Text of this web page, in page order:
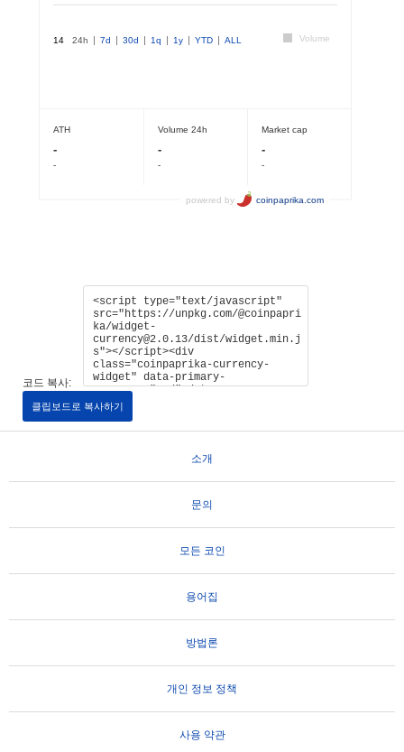
코드 복사:
클립보드로 복사하기
소개
문의
모든 코인
용어집
방법론
개인 정보 정책
사용 약관